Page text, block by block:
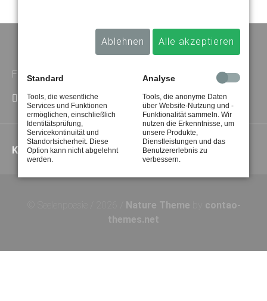
Finde & besuche mich auf diesen anderen Plattformen
Facebook Instagram Pinterest
Navigation
überspringen
Kontakt Impressum Datenschutz
Nature Theme
contao-
themes.net
Ablehnen Alle akzeptieren
Standard
Tools, die wesentliche
Services und Funktionen
ermöglichen, einschließlich
Identitätsprüfung,
Servicekontinuität und
Standortsicherheit. Diese
Option kann nicht abgelehnt
werden.
Analyse
Tools, die anonyme Daten
über Website-Nutzung und -
Funktionalität sammeln. Wir
nutzen die Erkenntnisse, um
unsere Produkte,
Dienstleistungen und das
Benutzererlebnis zu
verbessern.